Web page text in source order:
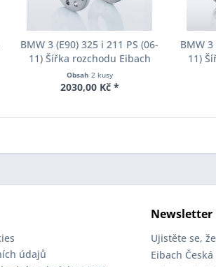
BMW 3 (E90) 325 i 211 PS (06-
11) Šířka rozchodu Eibach
Pro-Spacer S90-2-15-001
System2 Tloušťka 15mm
Obsah 2 kusy
2030,00 Kč *
BMW 3
11)
údajů
Newsletter
Ujistěte se,
Eibach